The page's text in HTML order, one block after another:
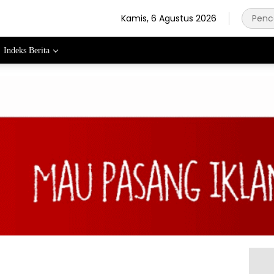
Kamis, 6 Agustus 2026
Indeks Berita